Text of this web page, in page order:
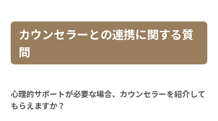
カウンセラーとの連携に関する質
問
心理的サポートが必要な場合、カウンセラーを紹介して
もらえますか？